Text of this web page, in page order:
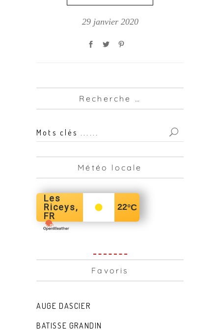
29 janvier 2020
Recherche …
Mots
clés
...
Météo locale
Les
Riceys,
FR
22°C
Favoris
AUGE DASCIER
BATISSE GRANDIN